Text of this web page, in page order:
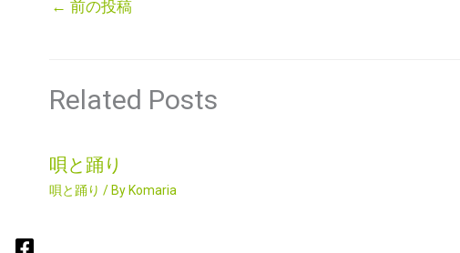
← 前の投稿
Related Posts
唄と踊り
唄と踊り / By Komaria